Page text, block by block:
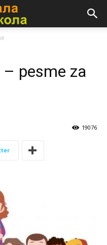
pesme za
19076